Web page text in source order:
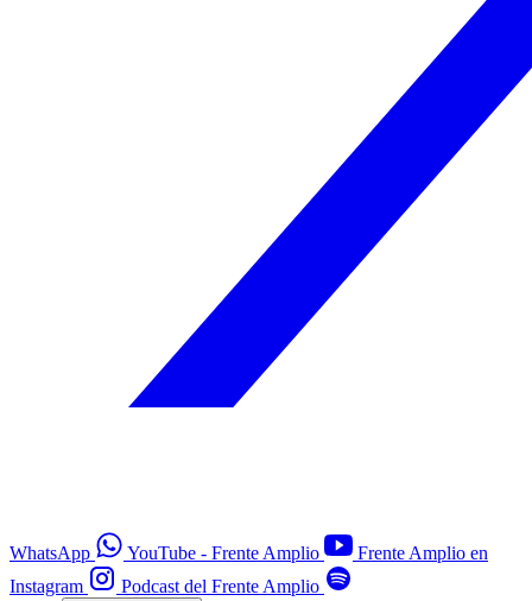
WhatsApp YouTube - Frente Amplio
Frente Amplio en
Instagram
Podcast del Frente Amplio